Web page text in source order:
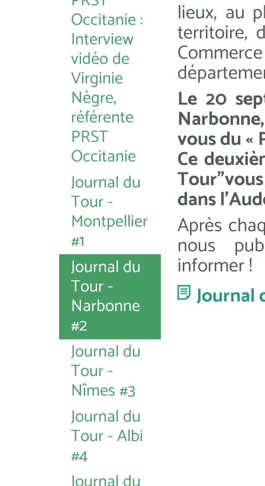
Occitanie :
Interview
vidéo de
Virginie
Nègre,
référente
PRST
Occitanie
Journal du
Tour -
Montpellier
#1
Journal du
Tour -
Narbonne
#2
Journal du
Tour -
Nîmes #3
Journal du
Tour - Albi
#4
lieux, au
territoire,
Le 20
vous du «
Ce
dans
Après
nous
informer !
Journal